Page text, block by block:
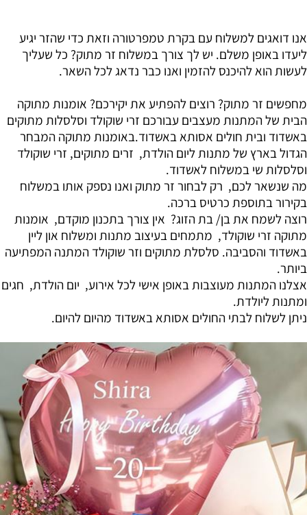
אנו דואגים למשלוח עם בקרת טמפרטורה וזאת כדי שהזר יגיע
ליעדו באופן משלם. יש לך צורך במשלוח זר מתוק? כל שעליך
לעשות הוא להיכנס להזמין ואנו כבר נדאג לכל השאר.
מחפשים זר מתוק? רוצים להפתיע את יקירכם? אומנות מתוקה
הבית של המתנות מעצבים עבורכם זרי שוקולד וסלסלות מתוקים
באשדוד ובית חולים אסותא באשדוד.באומנות מתוקה המבחר
הגדול בארץ של מתנות ליום הולדת, זרים מתוקים, זרי שוקולד
וסלסלות שי במשלוח לאשדוד.
מה שנשאר לכם, רק לבחור זר מתוק ואנו נספק אותו במשלוח
בקירור בתוספת כרטיס ברכה.
רוצה לשמח את בן/ בת הזוג? אין צורך בתכנון מוקדם, אומנות
מתוקה זרי שוקולד, מתמחים בעיצוב מתנות ומשלוח און ליין
באשדוד והסביבה. סלסלת מתוקים וזר שוקולד המתנה המפתיעה
ביותר.
אצלנו המתנות מעוצבות באופן אישי לכל אירוע, יום הולדת, חגים
ומתנות ליולדת.
ניתן לשלוח לבתי החולים אסותא באשדוד מהיום להיום.